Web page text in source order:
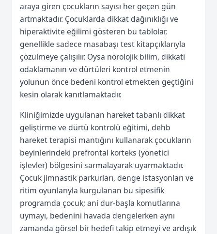
araya giren çocukların sayısı her geçen gün
artmaktadır. Çocuklarda dikkat dağınıklığı ve
hiperaktivite eğilimi gösteren bu tablolar,
genellikle sadece masabaşı test kitapçıklarıyla
çözülmeye çalışılır. Oysa nörolojik bilim, dikkati
odaklamanın ve dürtüleri kontrol etmenin
yolunun önce bedeni kontrol etmekten geçtiğini
kesin olarak kanıtlamaktadır.
Kliniğimizde uygulanan hareket tabanlı dikkat
geliştirme ve dürtü kontrolü eğitimi, dehb
hareket terapisi mantığını kullanarak çocukların
beyinlerindeki prefrontal korteks (yönetici
işlevler) bölgesini sarmalayarak uyarmaktadır.
Çocuk jimnastik parkurları, denge istasyonları ve
ritim oyunlarıyla kurgulanan bu sipesifik
programda çocuk; ani dur-başla komutlarına
uymayı, bedenini havada dengelerken aynı
zamanda görsel bir hedefi takip etmeyi ve ardışık